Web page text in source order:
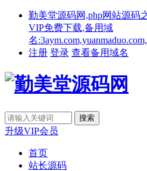
勤美堂源码网,php网站源码
VIP免费下载,备用域
名
注册 登录 查看备用域名
升级VIP会员
首页
站长源码